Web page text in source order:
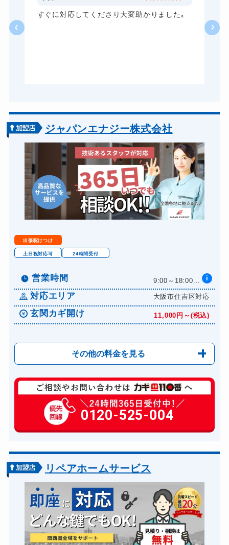
8,800円～(税込)
10,780円～(税込)
すぐに対応してくださり大変助かりました｡
ジャパンエナジー株式会社
出張駆けつけ
土日祝対応可 24時間受付
営業時間 9:00～18:00... i
対応エリア 大阪市住吉区対応
玄関カギ開け 11,000円～(税込)
その他の料金を見る
玄関カギ修理 6,600円～(税込)
玄関カギ作成 14,300円～(税込)
玄関カギ交換 14,300円～(税込)
バイクカギ開け
バイクカギ作成 16,500円～(税込)
スーツケースカギ開け 8,800円～(税込)
スーツケースカギ作成 8,800円～(税込)
金庫カギ開け 14,300円～(税込)
0120-525-004
リペアホームサービス